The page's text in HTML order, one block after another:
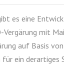
es eine
mit
auf Basis
für ein derartiges